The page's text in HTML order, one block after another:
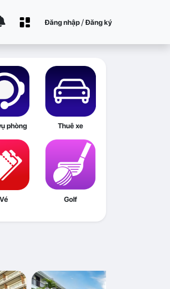
Đăng nhập /Đăng ký
phòng Thuê xe
Vé Golf